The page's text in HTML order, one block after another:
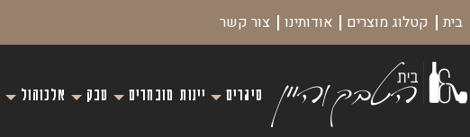
בית קטלוג מוצרים אודותינו צור קשר
סיגרים יינות מובחרים טבק אלכוהול